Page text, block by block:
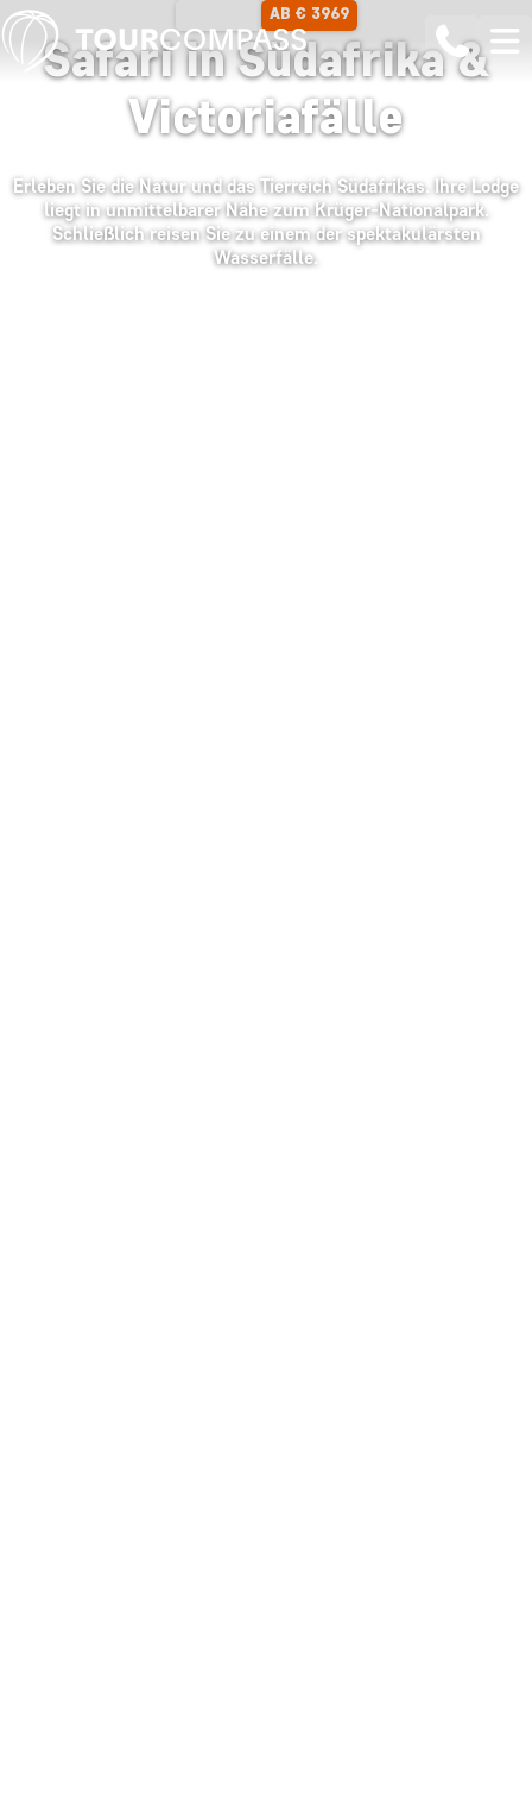
AB € 3969
Safari in Südafrika &
Victoriafälle
Erleben Sie die Natur und das Tierreich Südafrikas. Ihre Lodge
liegt in unmittelbarer Nähe zum Krüger-Nationalpark.
Schließlich reisen Sie zu einem der spektakulärsten
Wasserfälle.